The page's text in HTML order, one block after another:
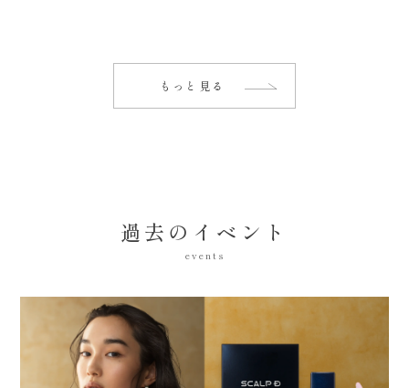
もっと見る
過去のイベント
events